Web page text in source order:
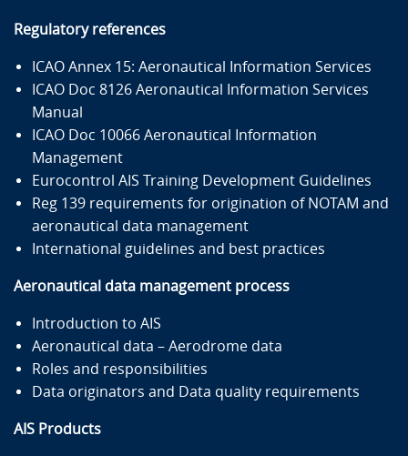
Regulatory references
ICAO Annex 15: Aeronautical Information Services
ICAO Doc 8126 Aeronautical Information Services
Manual
ICAO Doc 10066 Aeronautical Information
Management
Eurocontrol AIS Training Development Guidelines
Reg 139 requirements for origination of NOTAM and
aeronautical data management
International guidelines and best practices
Aeronautical data management process
Introduction to AIS
Aeronautical data – Aerodrome data
Roles and responsibilities
Data originators and Data quality requirements
AIS Products